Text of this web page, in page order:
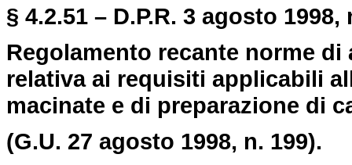
§ 4.2.51 – D.P.R. 3 agosto 1998,
Regolamento recante norme
relativa ai requisiti applicabili
macinate e di preparazione di
(G.U. 27 agosto 1998, n. 199).